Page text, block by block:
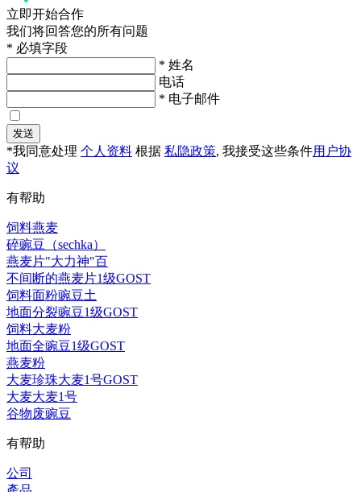
立即开始合作
我们将回答您的所有问题
* 必填字段
* 姓名
电话
* 电子邮件
发送
*我同意处理 个人资料 根据 私隐政策, 我接受这些条件用户协
议
有帮助
饲料燕麦
碎豌豆（sechka）
燕麦片"大力神"百
不间断的燕麦片1级GOST
饲料面粉豌豆土
地面分裂豌豆1级GOST
饲料大麦粉
地面全豌豆1级GOST
燕麦粉
大麦珍珠大麦1号GOST
大麦大麦1号
谷物废豌豆
有帮助
公司